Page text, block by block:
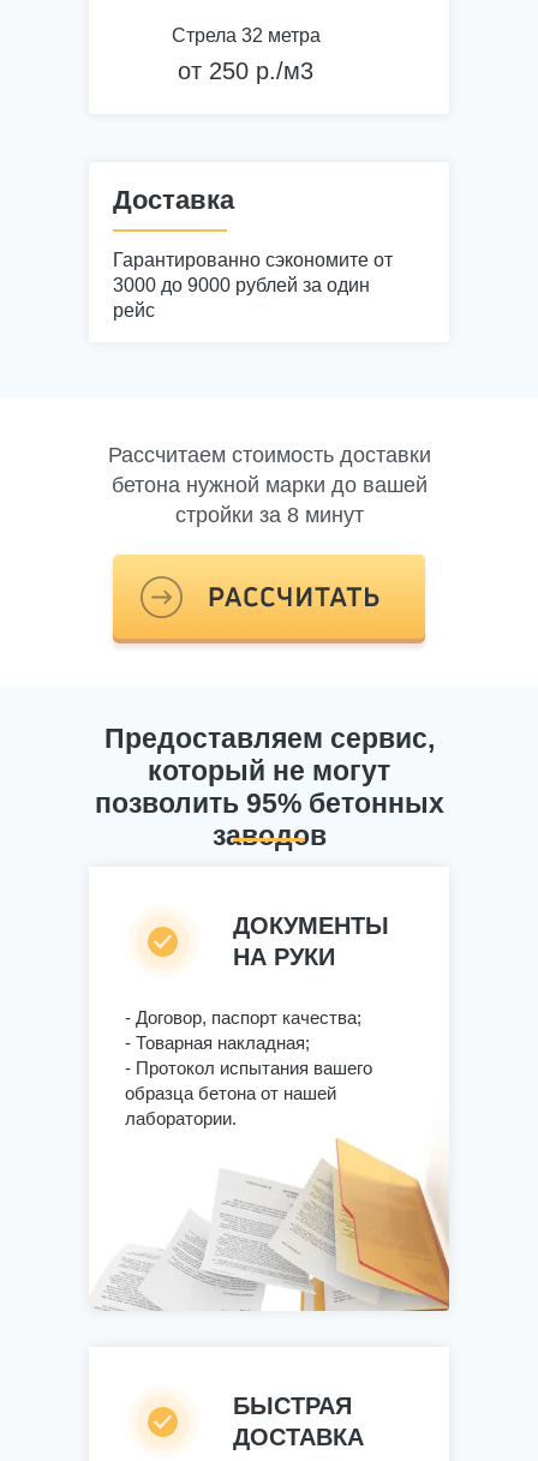
Монтаж стен, заливка пола
Стрела 32 метра
от 250 р./м3
Доставка
Гарантированно сэкономите от
3000 до 9000 рублей за один
рейс
Рассчитаем стоимость доставки
бетона нужной марки до вашей
стройки за 8 минут
Предоставляем сервис,
который не могут
позволить 95% бетонных
заводов
ДОКУМЕНТЫ
НА РУКИ
- Договор, паспорт качества;
- Товарная накладная;
- Протокол испытания вашего
образца бетона от нашей
лаборатории.
БЫСТРАЯ
ДОСТАВКА